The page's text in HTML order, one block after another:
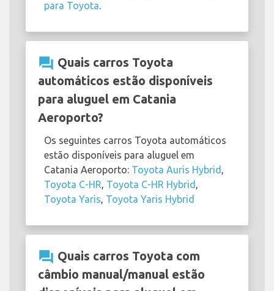
para Toyota.
question_answer Quais carros Toyota
automáticos estão disponíveis
para aluguel em Catania
Aeroporto?
Os seguintes carros Toyota automáticos
estão disponíveis para aluguel em
Catania Aeroporto: Toyota Auris Hybrid ,
Toyota C-HR, Toyota C-HR Hybrid ,
Toyota Yaris, Toyota Yaris Hybrid
question_answer Quais carros Toyota com
câmbio manual/manual estão